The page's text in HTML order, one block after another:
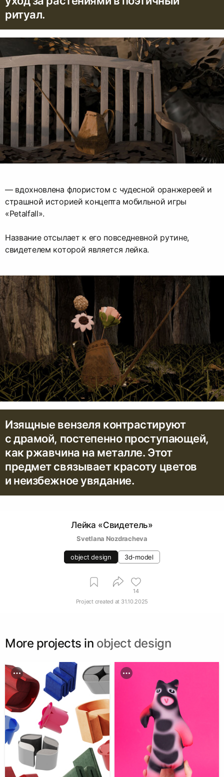
ритуал.
— вдохновлена флористом с чудесной оранжереей и
страшной историей концепта мобильной игры
«Petalfall».
Название отсылает к его повседневной рутине,
свидетелем которой является лейка.
Изящные вензеля контрастируют
с драмой, постепенно проступающей,
как ржавчина на металле. Этот
предмет связывает красоту цветов
и неизбежное увядание.
Лейка «Свидетель»
Svetlana Nozdracheva
object design 3d-model
14
Project created at 31.10.2025
More projects in object design